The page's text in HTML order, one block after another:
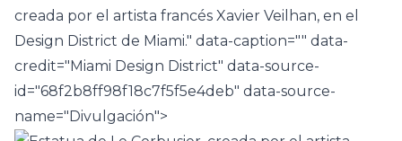
creada por el artista francés Xavier Veilhan, en el
Design District de Miami." data-caption="" data-
credit="Miami Design District" data-source-
id="68f2b8ff98f18c7f5f5e4deb" data-source-
name="Divulgación">